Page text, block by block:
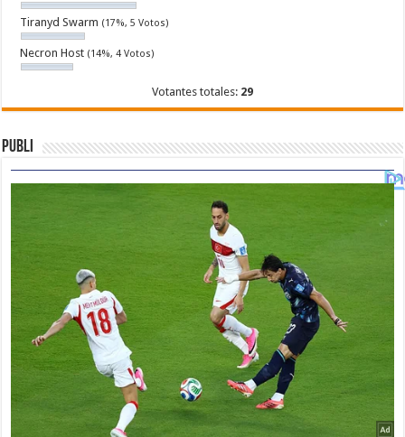
Tiranyd Swarm (17%, 5 Votos)
Necron Host (14%, 4 Votos)
Votantes totales: 29
Publi